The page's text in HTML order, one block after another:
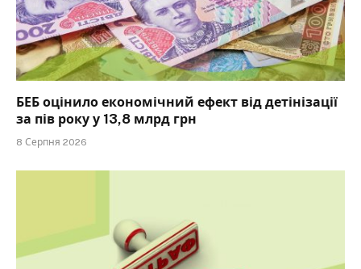
БЕБ оцінило економічний ефект від детінізації
за пів року у 13,8 млрд грн
8 Серпня 2026